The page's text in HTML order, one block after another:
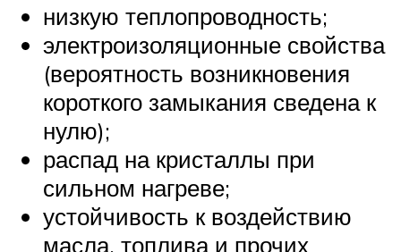
низкую теплопроводность;
электроизоляционные свойства
(вероятность возникновения
короткого замыкания сведена к
нулю);
распад на кристаллы при
сильном нагреве;
устойчивость к воздействию
масла, топлива и прочих